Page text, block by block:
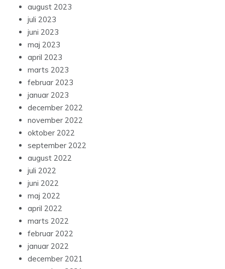
august 2023
juli 2023
juni 2023
maj 2023
april 2023
marts 2023
februar 2023
januar 2023
december 2022
november 2022
oktober 2022
september 2022
august 2022
juli 2022
juni 2022
maj 2022
april 2022
marts 2022
februar 2022
januar 2022
december 2021